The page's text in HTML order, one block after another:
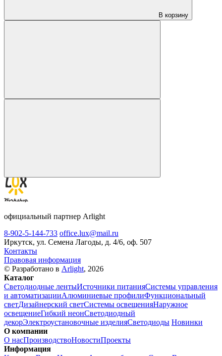
В корзину
официальный партнер Arlight
8-902-5-144-733 office.lux@mail.ru
Иркутск, ул. Семена Лагоды, д. 4/6, оф. 507
Контакты
Правовая информация
© Разработано в Arlight, 2026
Каталог
Светодиодные лентыИсточники питанияСистемы управления
и автоматизацииАлюминиевые профилиФункциональный
светДизайнерский светСистемы освещенияНаружное
освещениеГибкий неонСветодиодный
декорЭлектроустановочные изделияСветодиоды Новинки
О компании
О насПроизводствоНовостиПроекты
Информация